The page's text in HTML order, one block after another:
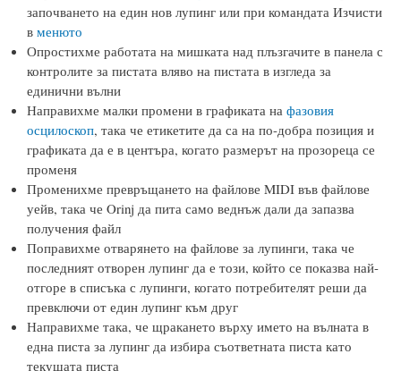
започването на един нов лупинг или при командата Изчисти
в менюто
Опростихме работата на мишката над плъзгачите в панела с
контролите за пистата вляво на пистата в изгледа за
единични вълни
Направихме малки промени в графиката на фазовия
осцилоскоп, така че етикетите да са на по-добра позиция и
графиката да е в центъра, когато размерът на прозореца се
променя
Променихме превръщането на файлове MIDI във файлове
уейв, така че Orinj да пита само веднъж дали да запазва
получения файл
Поправихме отварянето на файлове за лупинги, така че
последният отворен лупинг да е този, който се показва най-
отгоре в списъка с лупинги, когато потребителят реши да
превключи от един лупинг към друг
Направихме така, че щракането върху името на вълната в
една писта за лупинг да избира съответната писта като
текущата писта